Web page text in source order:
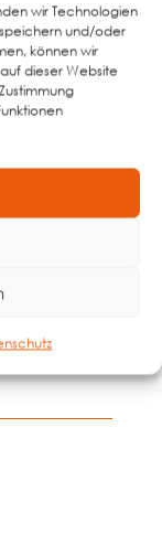
wir Technologien
und/oder
können wir
dieser Website
und
Teams.